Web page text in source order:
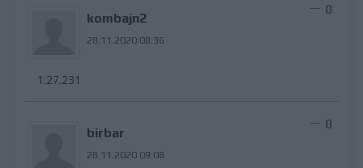
kombajn2
28.11.2020 08:36
0
1:27.231
birbar
28.11.2020 09:08
0